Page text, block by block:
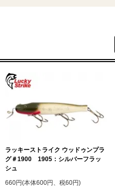
ラッキーストライク ウッドゥンプラ
グ＃1900 1905：シルバーフラッ
シュ
660円(本体600円、税60円)